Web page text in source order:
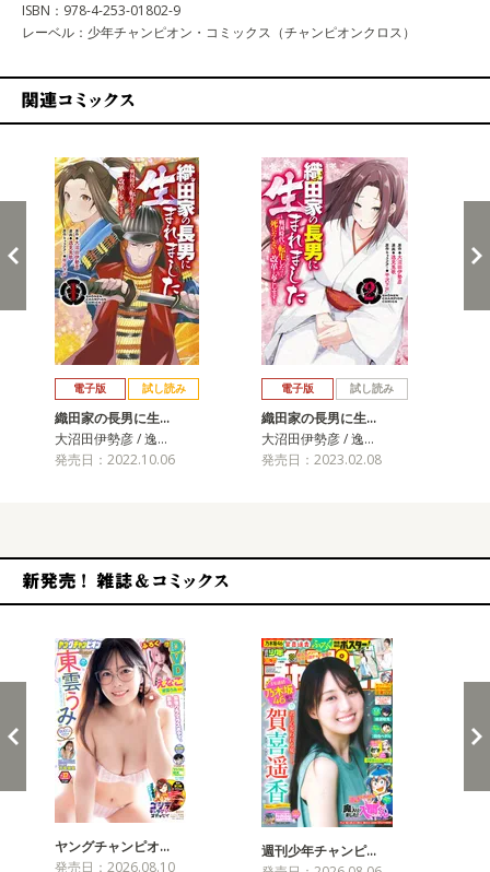
ISBN：978-4-253-01802-9
レーベル：少年チャンピオン・コミックス（チャンピオンクロス）
電子版 試し読み
織田家の長男に生…
大沼田伊勢彦 / 逸…
発売日：2022.10.06
電子版 試し読み
織田家の長男に生…
大沼田伊勢彦 / 逸…
発売日：2023.02.08
ヤングチャンピオ…
発売日：2026.08.10
週刊少年チャンピ…